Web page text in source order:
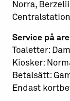
Norra,
Service på
Toaletter:
Kiosker:
Betalsätt:
Endast